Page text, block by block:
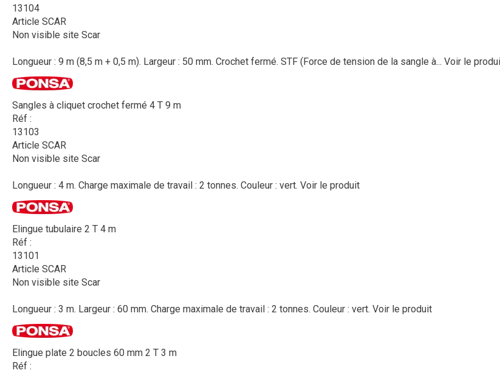
13104
Article SCAR
Non visible site Scar
Longueur : 9 m (8,5 m + 0,5 m). Largeur : 50 mm. Crochet fermé. STF (Force de tension de la sangle à... Voir le
Sangles à cliquet crochet fermé 4 T 9 m
Réf :
13103
Article SCAR
Non visible site Scar
Longueur : 4 m. Charge maximale de travail : 2 tonnes. Couleur : vert. Voir le produit
Elingue tubulaire 2 T 4 m
Réf :
13101
Article SCAR
Non visible site Scar
Longueur : 3 m. Largeur : 60 mm. Charge maximale de travail : 2 tonnes. Couleur : vert. Voir le produit
Elingue plate 2 boucles 60 mm 2 T 3 m
Réf :